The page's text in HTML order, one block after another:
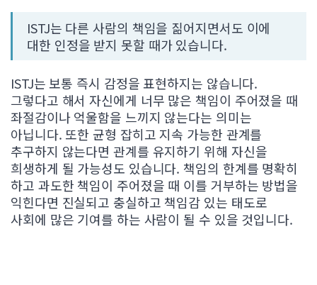
ISTJ는 다른 사람의 책임을 짊어지면서도 이에
대한 인정을 받지 못할 때가 있습니다.
ISTJ는 보통 즉시 감정을 표현하지는 않습니다.
그렇다고 해서 자신에게 너무 많은 책임이 주어졌을 때
좌절감이나 억울함을 느끼지 않는다는 의미는
아닙니다. 또한 균형 잡히고 지속 가능한 관계를
추구하지 않는다면 관계를 유지하기 위해 자신을
희생하게 될 가능성도 있습니다. 책임의 한계를 명확히
하고 과도한 책임이 주어졌을 때 이를 거부하는 방법을
익힌다면 진실되고 충실하고 책임감 있는 태도로
사회에 많은 기여를 하는 사람이 될 수 있을 것입니다.